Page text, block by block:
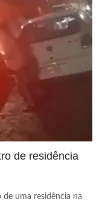
de residência
uma residência na